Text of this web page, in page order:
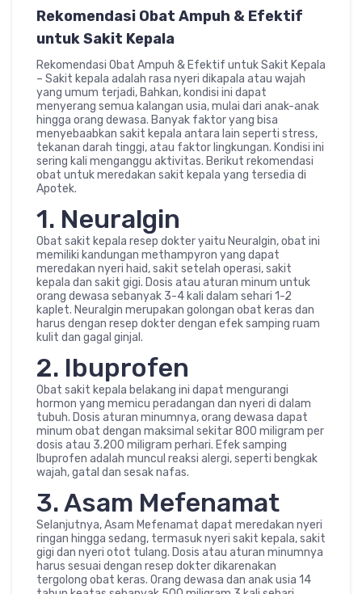
Rekomendasi Obat Ampuh & Efektif
untuk Sakit Kepala
Rekomendasi Obat Ampuh & Efektif untuk Sakit Kepala
– Sakit kepala adalah rasa nyeri dikapala atau wajah
yang umum terjadi, Bahkan, kondisi ini dapat
menyerang semua kalangan usia, mulai dari anak-anak
hingga orang dewasa. Banyak faktor yang bisa
menyebaabkan sakit kepala antara lain seperti stress,
tekanan darah tinggi, atau faktor lingkungan. Kondisi ini
sering kali menganggu aktivitas. Berikut rekomendasi
obat untuk meredakan sakit kepala yang tersedia di
Apotek.
1. Neuralgin
Obat sakit kepala resep dokter yaitu Neuralgin, obat ini
memiliki kandungan methampyron yang dapat
meredakan nyeri haid, sakit setelah operasi, sakit
kepala dan sakit gigi. Dosis atau aturan minum untuk
orang dewasa sebanyak 3-4 kali dalam sehari 1-2
kaplet. Neuralgin merupakan golongan obat keras dan
harus dengan resep dokter dengan efek samping ruam
kulit dan gagal ginjal.
2. Ibuprofen
Obat sakit kepala belakang ini dapat mengurangi
hormon yang memicu peradangan dan nyeri di dalam
tubuh. Dosis aturan minumnya, orang dewasa dapat
minum obat dengan maksimal sekitar 800 miligram per
dosis atau 3.200 miligram perhari. Efek samping
Ibuprofen adalah muncul reaksi alergi, seperti bengkak
wajah, gatal dan sesak nafas.
3. Asam Mefenamat
Selanjutnya, Asam Mefenamat dapat meredakan nyeri
ringan hingga sedang, termasuk nyeri sakit kepala, sakit
gigi dan nyeri otot tulang. Dosis atau aturan minumnya
harus sesuai dengan resep dokter dikarenakan
tergolong obat keras. Orang dewasa dan anak usia 14